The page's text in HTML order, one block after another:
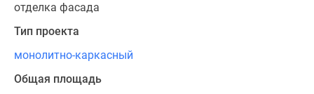
отделка фасада
Тип проекта
монолитно-каркасный
Общая площадь